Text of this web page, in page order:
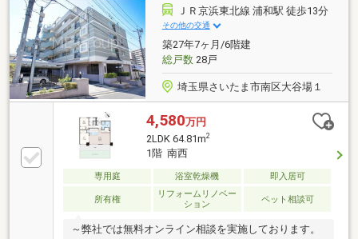
動産仲介業初の住信SBIネット銀行支店。金利と保障
が更に充実したオリジナル提携住宅ローンをお届けし
ます■未来カレンダー東宝ハウス独自開発のライフシ
ミュレーションソフト。ローン完済までの家計収支を
視える化し、将来のリスクや不安を対策します
ＪＲ京浜東北線 浦和駅 徒歩13分
その他の交通
築27年7ヶ月/6階建
総戸数28戸
埼玉県さいたま市南区大谷場１
4,580万円
2LDK 64.81m2
1階 南西
専用庭 浴室乾燥機 即入居可
所有権
リフォームリノベー
ション
ペット相談可
～弊社では無料オンライン相談を実施しております。